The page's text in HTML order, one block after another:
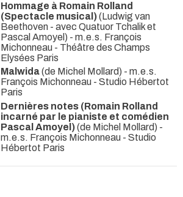
Hommage à Romain Rolland
(Spectacle musical)(Ludwig van
Beethoven - avec Quatuor Tchalik et
Pascal Amoyel) - m.e.s. François
Michonneau - Théâtre des Champs
Elysées Paris
Malwida(de Michel Mollard) - m.e.s.
François Michonneau - Studio Hébertot
Paris
Dernières notes (Romain Rolland
incarné par le pianiste et comédien
Pascal Amoyel)(de Michel Mollard) -
m.e.s. François Michonneau - Studio
Hébertot Paris